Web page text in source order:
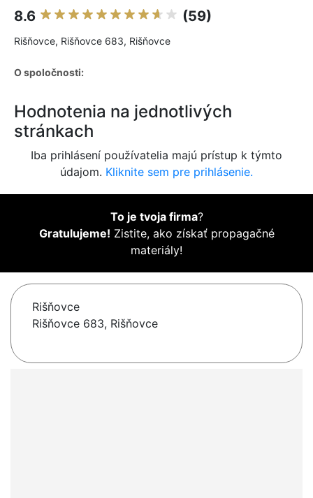
8.6 (59)
Rišňovce, Rišňovce 683, Rišňovce
O spoločnosti:
Hodnotenia na jednotlivých
stránkach
Iba prihlásení používatelia majú prístup k týmto
údajom. Kliknite sem pre prihlásenie.
To je tvoja firma?
Gratulujeme! Zistite, ako získať propagačné
materiály!
Rišňovce
Rišňovce 683, Rišňovce